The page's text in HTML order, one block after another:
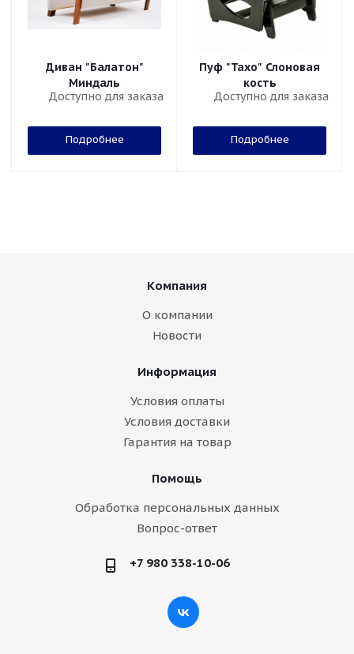
Диван "Балатон"
Миндаль
Доступно для заказа
Подробнее
Пуф "Тахо" Слоновая
кость
Доступно для заказа
Подробнее
Компания
О компании
Новости
Информация
Условия оплаты
Условия доставки
Гарантия на товар
Помощь
Обработка персональных данных
Вопрос-ответ
+7 980 338-10-06